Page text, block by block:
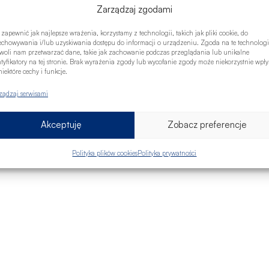
Zarządzaj zgodami
zapewnić jak najlepsze wrażenia, korzystamy z technologii, takich jak pliki cookie, do
i/lub uzyskiwania dostępu do informacji o urządzeniu. Zgoda na te
nam przetwarzać dane, takie jak zachowanie podczas przeglądania lub unikalne
na tej stronie. Brak wyrażenia zgody lub wycofanie zgody może niekorzystnie
cechy i funkcje.
serwisami
Akceptuję Zobacz preferencje
Polityka plików cookiesPolityka prywatności